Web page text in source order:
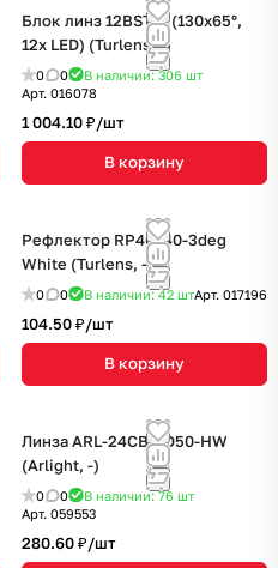
Блок линз 12BST-E (130x65°,
12x LED) (Turlens, -)
0 0 В наличии: 306 шт
Арт. 016078
1 004.10 ₽/шт
В корзину
Рефлектор RP40x40-3deg
White (Turlens, -)
0 0 В наличии: 42 штАрт. 017196
104.50 ₽/шт
В корзину
Линза ARL-24CBT-D50-HW
(Arlight, -)
0 0 В наличии: 76 шт
Арт. 059553
280.60 ₽/шт